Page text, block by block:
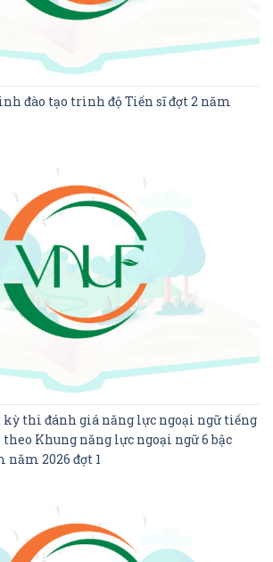
đào tạo trình độ Tiến sĩ đợt 2 năm
kỳ thi đánh giá năng lực ngoại ngữ tiếng
Khung năng lực ngoại ngữ 6 bậc
năm 2026 đợt 1